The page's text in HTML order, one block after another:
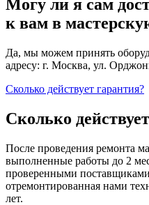
Могу ли я сам
к вам в
Да, мы можем принять
адресу: г. Москва, ул.
Сколько действует гарантия?
Сколько
После проведения ремонта
выполненные работы до 2
проверенными
отремонтированная нами
лет.